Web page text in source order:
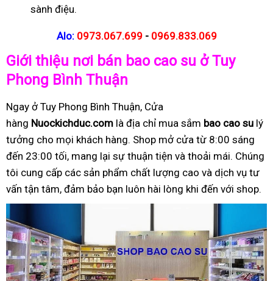
sành điệu.
Alo: 0973.067.699 - 0969.833.069
Giới thiệu nơi bán bao cao su ở Tuy
Phong Bình Thuận
Ngay ở Tuy Phong Bình Thuận, Cửa
hàng Nuockichduc.com là địa chỉ mua sắm bao cao su lý
tưởng cho mọi khách hàng. Shop mở cửa từ 8:00 sáng
đến 23:00 tối, mang lại sự thuận tiện và thoải mái. Chúng
tôi cung cấp các sản phẩm chất lượng cao và dịch vụ tư
vấn tận tâm, đảm bảo bạn luôn hài lòng khi đến với shop.